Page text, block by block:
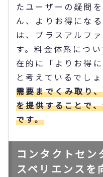
たユーザーの疑問
ん、よりお得にな
は、プラスアルフ
す。料金体系につ
在的に「よりお得
と考えているでし
需要までくみ取り
を提供することで
です。
コンタクトセン
スペリエンスを